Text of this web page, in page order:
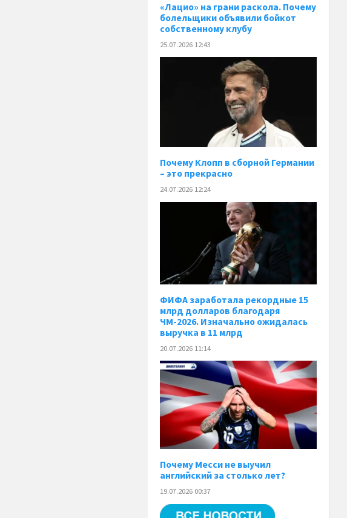
«Лацио» на грани раскола. Почему
болельщики объявили бойкот
собственному клубу
25.07.2026 12:43
Почему Клопп в сборной Германии
– это прекрасно
24.07.2026 12:24
ФИФА заработала рекордные 15
млрд долларов благодаря
ЧМ-2026. Изначально ожидалась
выручка в 11 млрд
20.07.2026 11:14
Почему Месси не выучил
английский за столько лет?
19.07.2026 00:37